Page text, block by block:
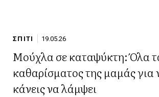
ΣΠΙΤΙ 19.05.26
Μούχλα σε καταψύκτη: Όλα
καθαρίσματος της μαμάς για
κάνεις να λάμψει